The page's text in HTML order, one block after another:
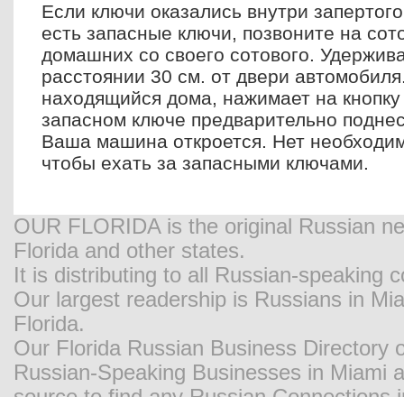
Если ключи оказались внутри
есть запасные ключи, позвоните на
домашних со своего сотового.
расстоянии 30 см. от двери
находящийся дома, нажимает на кнопку
запасном ключе предварительно
Ваша машина откроется. Нет
чтобы ехать за запасными ключами.
OUR FLORIDA is the original Russian
Florida and other states.
It is distributing to all Russian-speaking
Our largest readership is Russians in
Florida.
Our Florida Russian Business Directory
Russian-Speaking Businesses in Miami